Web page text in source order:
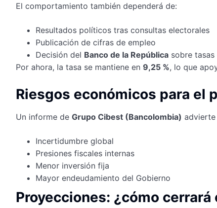
El comportamiento también dependerá de:
Resultados políticos tras consultas electorales
Publicación de cifras de empleo
Decisión del Banco de la República sobre
Por ahora, la tasa se mantiene en 9,25 %, lo que
Riesgos económicos para el
Un informe de Grupo Cibest (Bancolombia) advierte
Incertidumbre global
Presiones fiscales internas
Menor inversión fija
Mayor endeudamiento del Gobierno
Proyecciones: ¿cómo